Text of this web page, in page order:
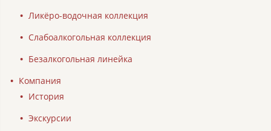
Ликёро-водочная коллекция
Слабоалкогольная коллекция
Безалкогольная линейка
Компания
История
Экскурсии